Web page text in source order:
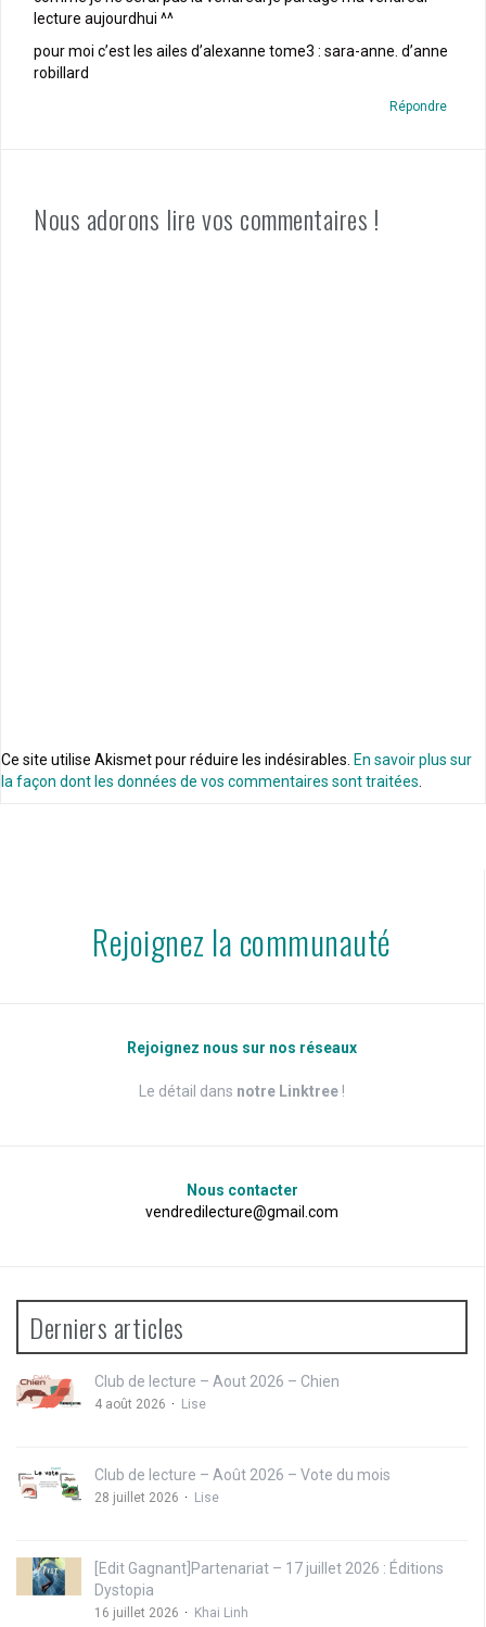
lecture aujourdhui ^^
pour moi c’est les ailes d’alexanne tome3 : sara-anne. d’anne
robillard
Répondre
Nous adorons lire vos commentaires !
Ce site utilise Akismet pour réduire les indésirables. En savoir plus sur
la façon dont les données de vos commentaires sont traitées
Rejoignez la communauté
Rejoignez nous sur nos réseaux
Le détail dans notre Linktree !
Nous contacter
vendredilecture@gmail.com
Derniers articles
Club de lecture – Aout 2026 – Chien
4 août 2026 Lise
Club de lecture – Août 2026 – Vote du mois
28 juillet 2026 Lise
[Edit Gagnant]Partenariat – 17 juillet 2026 : Éditions
Dystopia
16 juillet 2026 Khai Linh